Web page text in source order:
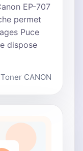
EP-707
permet
Puce
dispose
Toner CANON